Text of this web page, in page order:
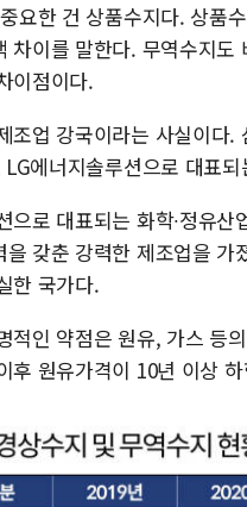
요한 건 상품수지다. 상품
차이를 말한다. 무역수지
이점이다.
조업 강국이라는 사실이다.
에너지솔루션으로 대표
으로 대표되는 화학∙정유
을 갖춘 강력한 제조업을
한 국가다.
적인 약점은 원유, 가스 등
후 원유가격이 10년 이상